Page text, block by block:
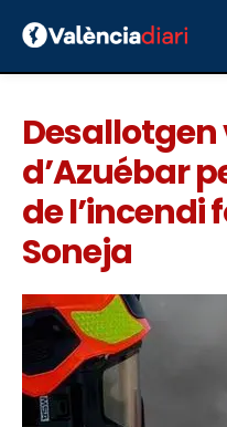
Desallotgen
d’Azuébar
de l’incendi
Soneja